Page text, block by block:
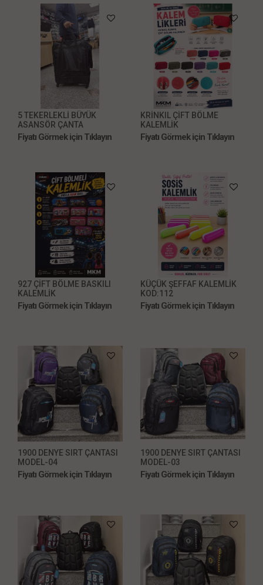
5 TEKERLEKLİ BÜYÜK
ASANSÖR ÇANTA
Fiyatı Görmek için Tıklayın
KRİNKIL ÇİFT BÖLME
KALEMLİK
Fiyatı Görmek için Tıklayın
927 ÇİFT BÖLME BASKILI
KALEMLİK
Fiyatı Görmek için Tıklayın
KÜÇÜK ŞEFFAF KALEMLİK
KOD:112
Fiyatı Görmek için Tıklayın
1900 DENYE SIRT ÇANTASI
MODEL-04
Fiyatı Görmek için Tıklayın
1900 DENYE SIRT ÇANTASI
MODEL-03
Fiyatı Görmek için Tıklayın